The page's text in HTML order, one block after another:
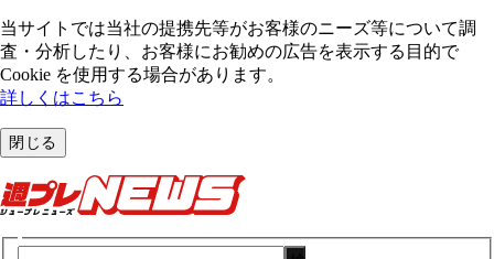
当サイトでは当社の提携先等がお客様のニーズ等について調
査・分析したり、お客様にお勧めの広告を表⽰する⽬的で
Cookie を使⽤する場合があります。
詳しくはこちら
閉じる